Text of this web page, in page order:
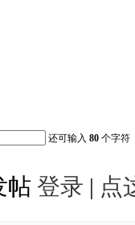
还可输入80 个字符
帖 登录 | 点